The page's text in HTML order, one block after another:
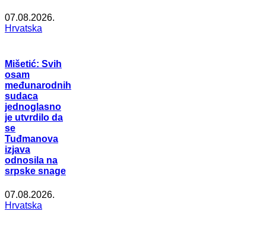
07.08.2026.
Hrvatska
Mišetić: Svih
osam
međunarodnih
sudaca
jednoglasno
je utvrdilo da
se
Tuđmanova
izjava
odnosila na
srpske snage
07.08.2026.
Hrvatska